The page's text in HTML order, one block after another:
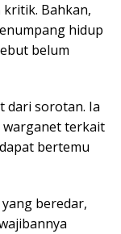
Bahkan,
hidup
belum
dari sorotan. Ia
warganet terkait
bertemu
beredar,